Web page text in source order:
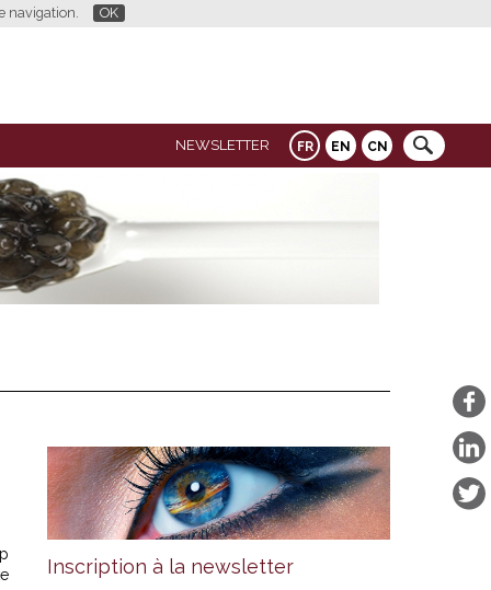
navigation. OK
FR EN CN
NEWSLETTER
Inscription à la newsletter